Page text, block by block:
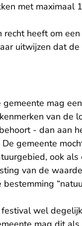
met maximaal
heeft om
uitwijzen dat
mag
van de
- dan aan
gemeente
ook
van de
wel